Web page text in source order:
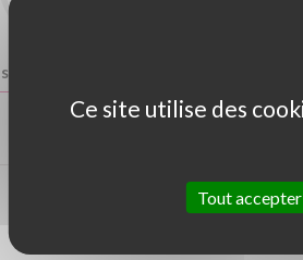
Garnet'
Ce site utilise des
Tout accepter